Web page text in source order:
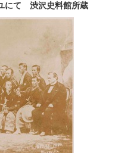
にて 渋沢史料館所蔵